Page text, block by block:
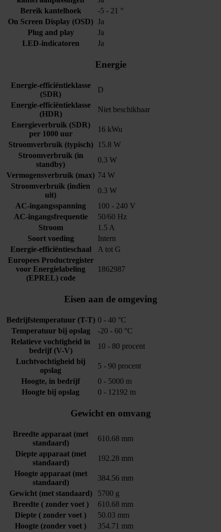
Bereik kantelhoek
-5 - 21 °
On Screen Display (OSD) Ja
Plug and play
Ja
LED-indicatoren
Ja
Energie
Energie-efficiëntieklasse
(SDR)
D
Energie-efficiëntieklasse
(HDR)
Niet beschikbaar
Energieverbruik (SDR)
per 1000 uur
16 kWu
Stroomverbruik (typisch)
15.8 W
Stroomverbruik (in
standby)
0.3 W
Vermogensverbruik (max) 74 W
Stroomverbruik (indien
uit)
0.3 W
AC-ingangsspanning
100 - 240 V
AC-ingangsfrequentie
50/60 Hz
Stroom
1.5 A
Soort voeding
Intern
Energie-efficiëntieschaal
A tot G
Europees Productregister
voor Energielabeling
(EPREL) code
1862987
Eisen aan de omgeving
Bedrijfstemperatuur (T-T) 0 - 40 °C
Temperatuur bij opslag
-20 - 60 °C
Relatieve vochtigheid in
bedrijf (V-V)
10 - 80 procent
Luchtvochtigheid bij
opslag
5 - 90 procent
Hoogte, in bedrijf
0 - 5000 m
Hoogte bij opslag
0 - 12192 m
Gewicht en omvang
Breedte apparaat (met
standaard)
610.68 mm
Diepte apparaat (met
standaard)
192.28 mm
Hoogte apparaat (met
standaard)
384.56 mm
Gewicht (met standaard)
5700 g
Breedte ( zonder voet )
610.68 mm
Diepte ( zonder voet )
50.03 mm
Hoogte (zonder voet )
354.71 mm